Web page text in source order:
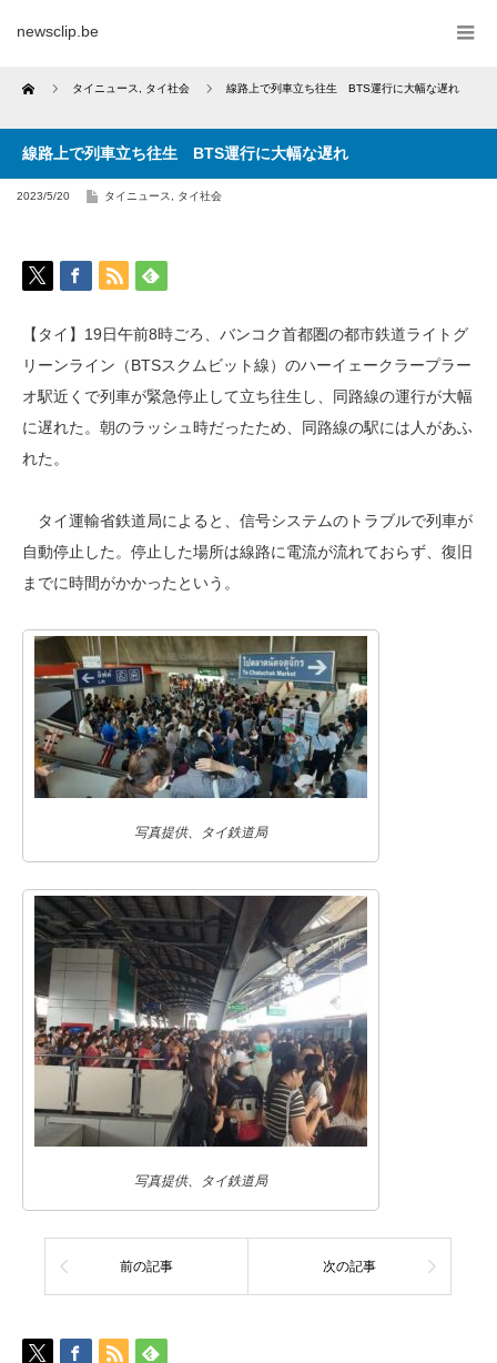
newsclip.be
Home タイニュース タイ社会 線路上で列車立ち往生 BTS運行に大幅な遅れ
線路上で列車立ち往生 BTS運行に大幅な遅れ
2023/5/20 タイニュース タイ社会
【タイ】19日午前8時ごろ、バンコク首都圏の都市鉄道ライトグ
リーンライン（BTSスクムビット線）のハーイェークラープラー
オ駅近くで列車が緊急停止して立ち往生し、同路線の運行が大幅
に遅れた。朝のラッシュ時だったため、同路線の駅には人があふ
れた。
タイ運輸省鉄道局によると、信号システムのトラブルで列車が
自動停止した。停止した場所は線路に電流が流れておらず、復旧
までに時間がかかったという。
写真提供、タイ鉄道局
写真提供、タイ鉄道局
前の記事 次の記事